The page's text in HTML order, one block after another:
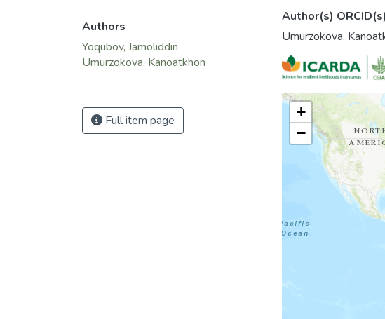
Authors
Yoqubov, Jamoliddin
Umurzokova, Kanoatkhon
Full item page
Author(s) ORCID(s)
Umurzokova,
+
−